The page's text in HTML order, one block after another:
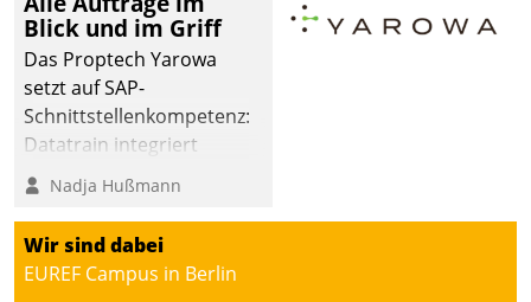
Blick und im Griff
Das Proptech Yarowa
setzt auf SAP-
Schnittstellenkompetenz:
Datatrain integriert
Yarowas Portal zur
Vergabe und Verwaltung
von Aufträgen der
operativen
Instandhaltung in die
Nadja Hußmann
Wir sind dabei
EUREF Campus in Berlin